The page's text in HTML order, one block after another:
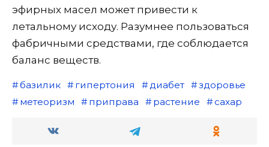
эфирных масел может привести к
летальному исходу. Разумнее пользоваться
фабричными средствами, где соблюдается
баланс веществ.
базилик гипертония диабет
здоровье
метеоризм
приправа растение сахар